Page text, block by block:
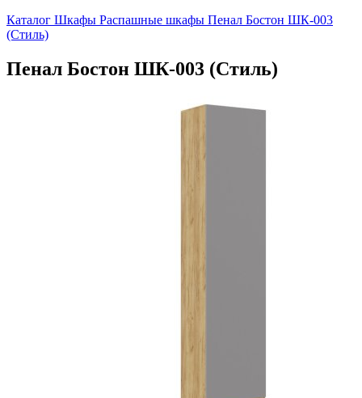
Каталог Шкафы Распашные шкафы Пенал Бостон ШК-003
(Стиль)
Пенал Бостон ШК-003 (Стиль)